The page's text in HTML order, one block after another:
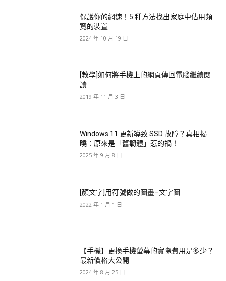
保護你的網速！5 種方法找出家庭中佔用頻
寬的裝置
2024 年 10 月 19 日
[教學]如何將手機上的網頁傳回電腦繼續閱
讀
2019 年 11 月 3 日
Windows 11 更新導致 SSD 故障？真相揭
曉：原來是「舊韌體」惹的禍！
2025 年 9 月 8 日
[顏文字]用符號做的圖畫–文字圖
2022 年 1 月 1 日
【手機】更換手機螢幕的實際費用是多少？
最新價格大公開
2024 年 8 月 25 日